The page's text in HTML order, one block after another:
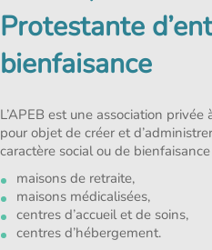
Protestante
bienfaisance
L’APEB est une association
pour objet de créer et
caractère social ou de
maisons de retraite,
maisons médicalisées,
centres d’accueil et de soins,
centres d’hébergement.